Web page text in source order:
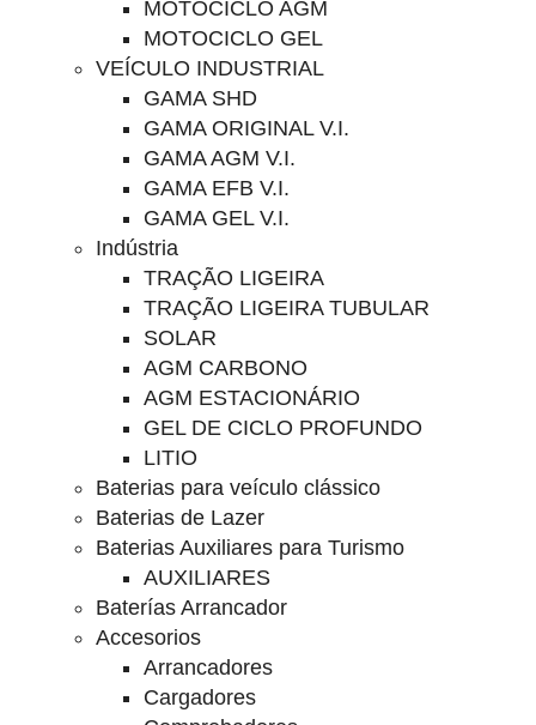
MOTOCICLO AGM
MOTOCICLO GEL
VEÍCULO INDUSTRIAL
GAMA SHD
GAMA ORIGINAL V.I.
GAMA AGM V.I.
GAMA EFB V.I.
GAMA GEL V.I.
Indústria
TRAÇÃO LIGEIRA
TRAÇÃO LIGEIRA TUBULAR
SOLAR
AGM CARBONO
AGM ESTACIONÁRIO
GEL DE CICLO PROFUNDO
LITIO
Baterias para veículo clássico
Baterias de Lazer
Baterias Auxiliares para Turismo
AUXILIARES
Baterías Arrancador
Accesorios
Arrancadores
Cargadores